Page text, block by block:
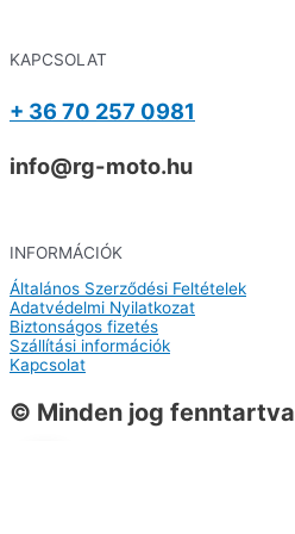
KAPCSOLAT
+ 36 70 257 0981
info@rg-moto.hu
INFORMÁCIÓK
Általános Szerződési Feltételek
Adatvédelmi Nyilatkozat
Biztonságos fizetés
Szállítási információk
Kapcsolat
© Minden jog fenntartva